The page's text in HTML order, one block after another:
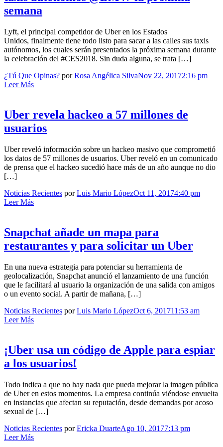
semana
Lyft, el principal competidor de Uber en los Estados
Unidos, finalmente tiene todo listo para sacar a las calles sus taxis
autónomos, los cuales serán presentados la próxima semana durante
la celebración del #CES2018. Sin duda alguna, se trata […]
¿Tú Que Opinas? porRosa Angélica SilvaNov 22, 20172:16 pm
Leer Más
Uber revela hackeo a 57 millones de
usuarios
Uber reveló información sobre un hackeo masivo que comprometió
los datos de 57 millones de usuarios. Uber reveló en un comunicado
de prensa que el hackeo sucedió hace más de un año aunque no dio
[…]
Noticias Recientes porLuis Mario LópezOct 11, 20174:40 pm
Leer Más
Snapchat añade un mapa para
restaurantes y para solicitar un Uber
En una nueva estrategia para potenciar su herramienta de
geolocalización, Snapchat anunció el lanzamiento de una función
que le facilitará al usuario la organización de una salida con amigos
o un evento social. A partir de mañana, […]
Noticias Recientes porLuis Mario LópezOct 6, 201711:53 am
Leer Más
¡Uber usa un código de Apple para espiar
a los usuarios!
Todo indica a que no hay nada que pueda mejorar la imagen pública
de Uber en estos momentos. La empresa continúa viéndose envuelta
en instancias que afectan su reputación, desde demandas por acoso
sexual de […]
Noticias Recientes porEricka DuarteAgo 10, 20177:13 pm
Leer Más